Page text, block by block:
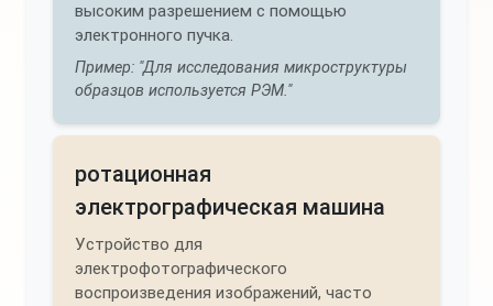
высоким разрешением с помощью
электронного пучка.
Пример: "Для исследования микроструктуры
образцов используется РЭМ."
ротационная
электрографическая машина
Устройство для
электрофотографического
воспроизведения изображений, часто